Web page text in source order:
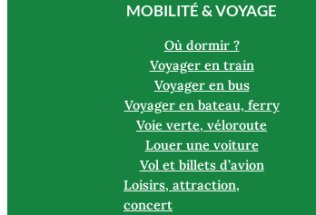
MOBILITÉ & VOYAGE
Où dormir ?
Voyager en train
Voyager en bus
Voyager en bateau, ferry
Voie verte, véloroute
Louer une voiture
Vol et billets d’avion
Loisirs, attraction,
concert